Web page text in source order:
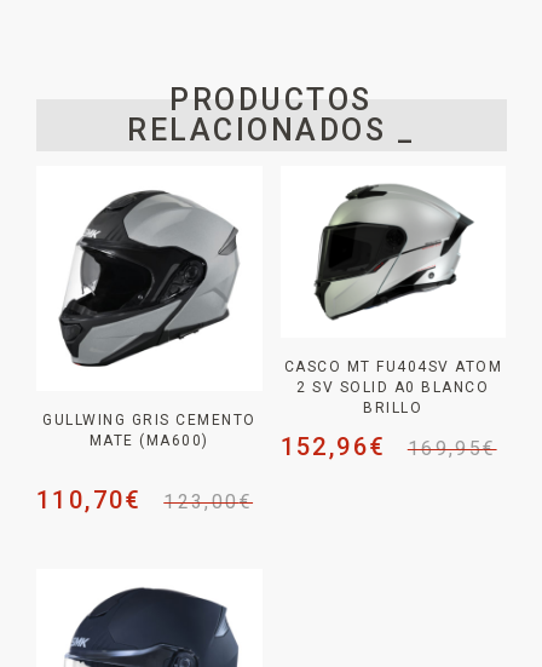
PRODUCTOS
RELACIONADOS _
GULLWING GRIS CEMENTO
MATE (MA600)
123,00€
110,70€
CASCO MT FU404SV ATOM
2 SV SOLID A0 BLANCO
BRILLO
169,95€
152,96€